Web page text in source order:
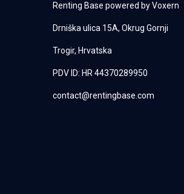
Renting Base powered byVoxern
Drniška ulica 15A, Okrug Gornji
Trogir, Hrvatska
PDV ID: HR 44370289950
contact@rentingbase.com